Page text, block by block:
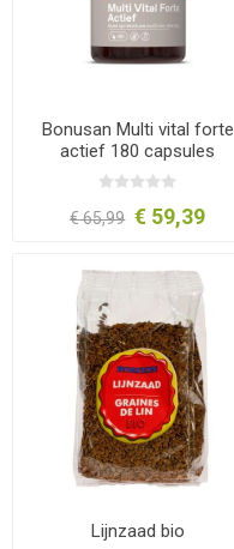
Bonusan Multi vital forte
actief 180 capsules
€ 65,99 € 59,39
Lijnzaad bio